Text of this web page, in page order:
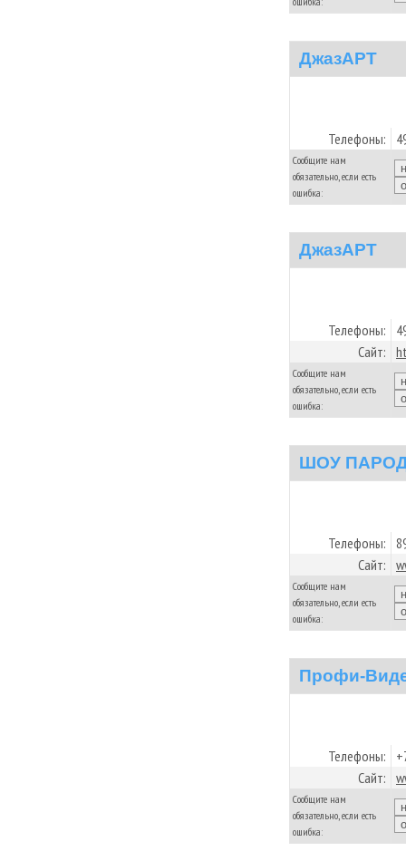
ДжазАРТ
Телефоны:
Сообщите нам
обязательно, если есть
ошибка:
ДжазАРТ
Телефоны:
Сайт:
Сообщите нам
обязательно, если есть
ошибка:
ШОУ
Телефоны:
Сайт:
Сообщите нам
обязательно, если есть
ошибка:
Профи-
Телефоны:
Сайт:
Сообщите нам
обязательно, если есть
ошибка: